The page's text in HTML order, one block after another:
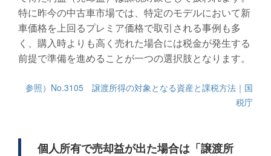
特に昨今の中古車市場では、特定のモデルにおいて新
車価格を上回るプレミア価格で取引される事例も多
く、購入時よりも高く売れた場合には税金が発生する
前提で準備を進めることが一つの選択肢となります。
参照）No.3105 譲渡所得の対象となる資産と課税方法｜国
税庁
個人所有で売却益が出た場合は「譲渡所